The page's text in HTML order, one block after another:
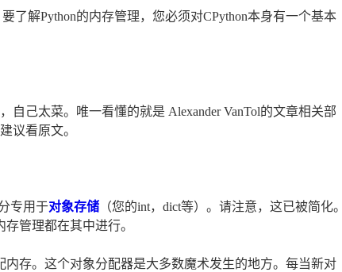
了解Python的内存管理，您必须对CPython本身有一个基本
己太菜。唯一看懂的就是 Alexander VanTol的文章相关部
议看原文。
专用于对象存储 （您的int，dict等）。请注意，这已被简化。
管理都在其中进行。
存。这个对象分配器是大多数魔术发生的地方。每当新对